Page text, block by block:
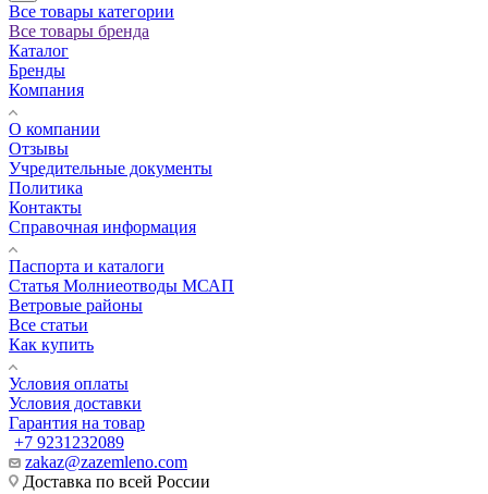
Все товары категории
Все товары бренда
Каталог
Бренды
Компания
О компании
Отзывы
Учредительные документы
Политика
Контакты
Справочная информация
Паспорта и каталоги
Статья Молниеотводы МСАП
Ветровые районы
Все статьи
Как купить
Условия оплаты
Условия доставки
Гарантия на товар
+7 9231232089
zakaz@zazemleno.com
Доставка по всей России